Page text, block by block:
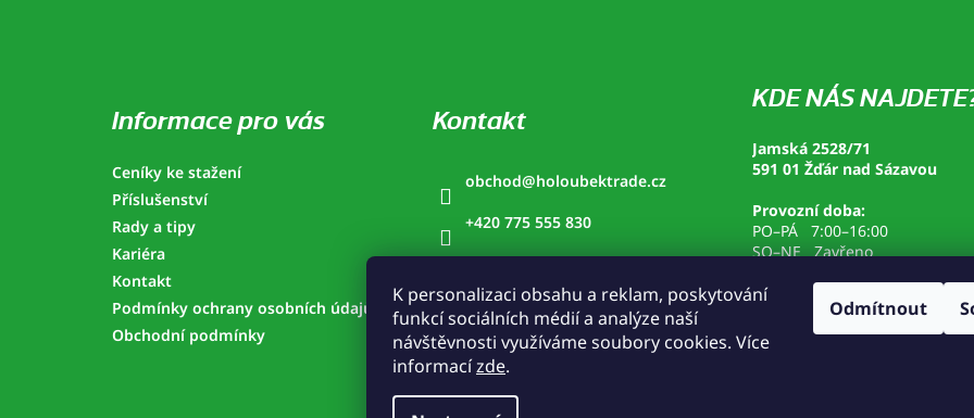
K personalizaci obsahu a reklam, poskytování
funkcí sociálních médií a analýze naší
návštěvnosti využíváme soubory cookies. Více
informacízde.
Odmítnout
Informace pro vás
Ceníky ke stažení
Příslušenství
Rady a tipy
Kariéra
Kontakt
Podmínky ochrany osobních údajů
Obchodní podmínky
Kontakt
obchod@holoubektrade.cz
+420 775 555 830
holoubek_trade
KDE NÁS
Jamská 2528/71
591 01 Žďár nad Sázavou
Provozní doba:
PO–PÁ 7:00–16:00
SO–NE Zavřeno